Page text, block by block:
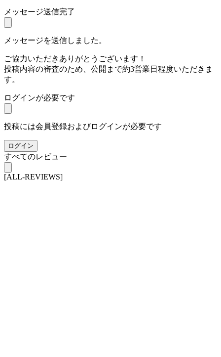
メッセージ送信完了
メッセージを送信しました。
ご協力いただきありがとうございます！
投稿内容の審査のため、公開まで約3営業日程度いただきま
す。
ログインが必要です
投稿には会員登録およびログインが必要です
ログイン
すべてのレビュー
[ALL-REVIEWS]